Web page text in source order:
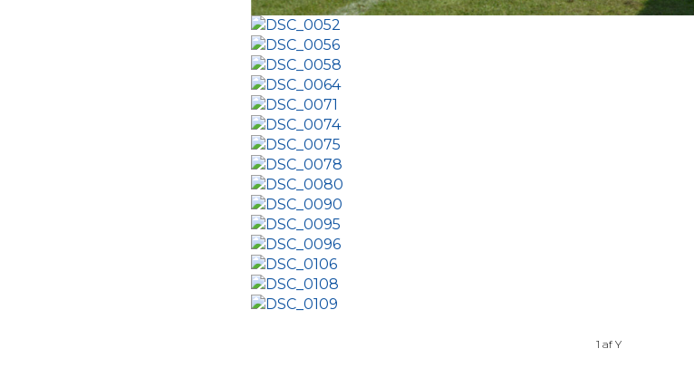
1 af Y